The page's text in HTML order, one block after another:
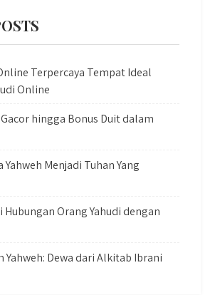
Terpercaya Tempat Ideal
Online
hingga Bonus Duit dalam
Yahweh Menjadi Tuhan Yang
Hubungan Orang Yahudi dengan
Yahweh: Dewa dari Alkitab Ibrani